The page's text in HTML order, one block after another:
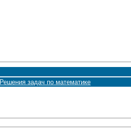
Решения задач по математике